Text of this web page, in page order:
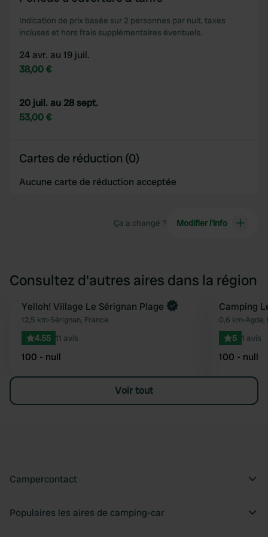
provided to them or that they’ve collected from your use
of their services.
Indication de prix basée sur 2 personnes par nuit, taxes
incluses et hors frais supplémentaires éventuels.
24 avr. au 19 juil.
38,00 €
20 juil. au 28 sept.
53,00 €
Cartes de réduction (0)
Aucune carte de réduction acceptée
Ça a changé ? Modifier l’info
Consultez d'autres aires dans la région
Préféré
Yelloh! Village Le Sérignan Plage
12,5 km•Sérignan, France
4.55 11 avis
100 - null
Camping
0,6 km•Agde,
5 1 avis
100 - null
Voir tout
Campercontact
Populaires les aires de camping-car